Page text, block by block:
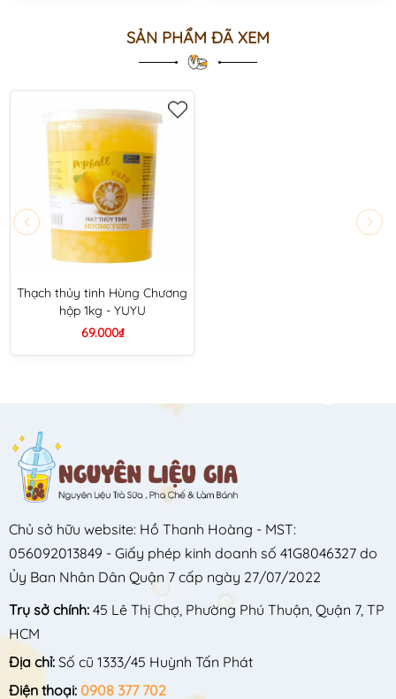
SẢN PHẨM ĐÃ XEM
Thạch thủy tinh Hùng Chương
hộp 1kg - YUYU
69.000₫
Chủ sở hữu website: Hồ Thanh Hoàng - MST:
056092013849 - Giấy phép kinh doanh số 41G8046327 do
Ủy Ban Nhân Dân Quận 7 cấp ngày 27/07/2022
Trụ sở chính: 45 Lê Thị Chợ, Phường Phú Thuận, Quận 7, TP
HCM
Địa chỉ: Số cũ 1333/45 Huỳnh Tấn Phát
Điện thoại: 0908 377 702